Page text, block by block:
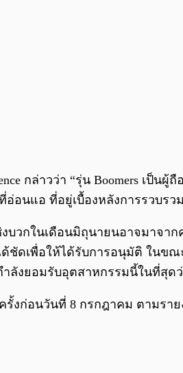
กล่าวว่า “รุ่น Boomers เป็น
อ่อนแอ ที่อยู่เบื้องหลังการรวบร
บวกในเดือนมิถุนายนอาจมาจา
ดเพื่อให้ได้รับการอนุมัติ ในขณ
งยอมรับอุตสาหกรรมนี้ในที่สุดว่
รั้งก่อนวันที่ 8 กรกฎาคม ตามร